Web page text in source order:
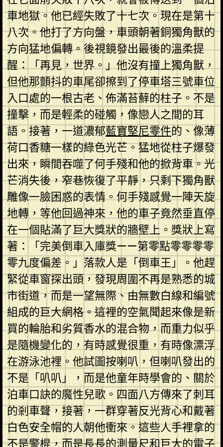
車地獄。他已經失敗了十七次。現在是第十
八次。他打了方向盤，車頭朝著銅獨角獸的
方向猛地偏轉。後視鏡發出最後的溫柔提
醒：「再見，世界。」他沒有撞上獨角獸，
但他那顫抖的車尾卻擦到了停車塔三號車位
入口處的一根古老、佈滿苔蘚的柱子。不是
撞擊，而是輕柔的碰觸，像戀人之間的耳
語。接著，一道濃郁藍寶堅尼零件的、像薄
荷口香糖一樣的綠色光芒。猛地從柱子爆發
出來，瞬間吞噬了何手殘和他的掀背車。光
芒消失後，窄巷恢復了平靜，只剩下獨角獸
雕像一臉困惑的表情。何手殘感覺一陣天旋
地轉，等他回過神來，他的車子竟然垂直停
在一個貼滿了巨大獎狀的牆壁上。獎狀上寫
著：「完美倒車入庫獎——第零點零零零零
零九度偏差。」落款人是「倒車王」。他趕
緊從車窗探出頭，發現周圍不再是熟悉的城
市街道，而是一望無際、由無數白線和編號
組成的巨大網格。這裡的空氣聞起來像是新
買的輪胎和劣質香水的混合物，而重力似乎
是隨機變化的，有時感覺很重，有時像漂浮
在游泳池裡。他試圖按喇叭，但喇叭發出的
不是「叭叭」，而是他童年時學會的、關於
泊車口訣的魔性兒歌。四面八方傳來了刺耳
的剎車聲，接著，一群穿著反光背心和戴著
白色安全帽的人朝他衝來。這些人手裡拿的
不是警棍，而是長長的測量尺和巨大的電子